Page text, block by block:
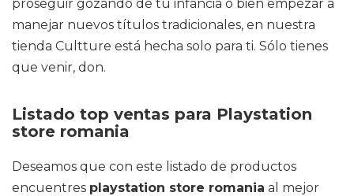
proseguir gozando de tu infancia o bien empezar a
manejar nuevos títulos tradicionales, en nuestra
tienda Cultture está hecha solo para ti. Sólo tienes
que venir, don.
Listado top ventas para Playstation
store romania
Deseamos que con este listado de productos
encuentres playstation store romania al mejor